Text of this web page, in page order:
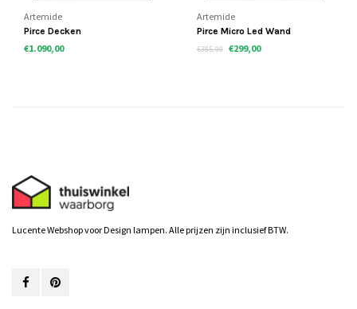
Artemide
Pirce Decken
€1.090,00
Artemide
Pirce Micro Led Wand
€385,00 €299,00
Lucente Webshop voor Design lampen. Alle prijzen zijn inclusief BTW.